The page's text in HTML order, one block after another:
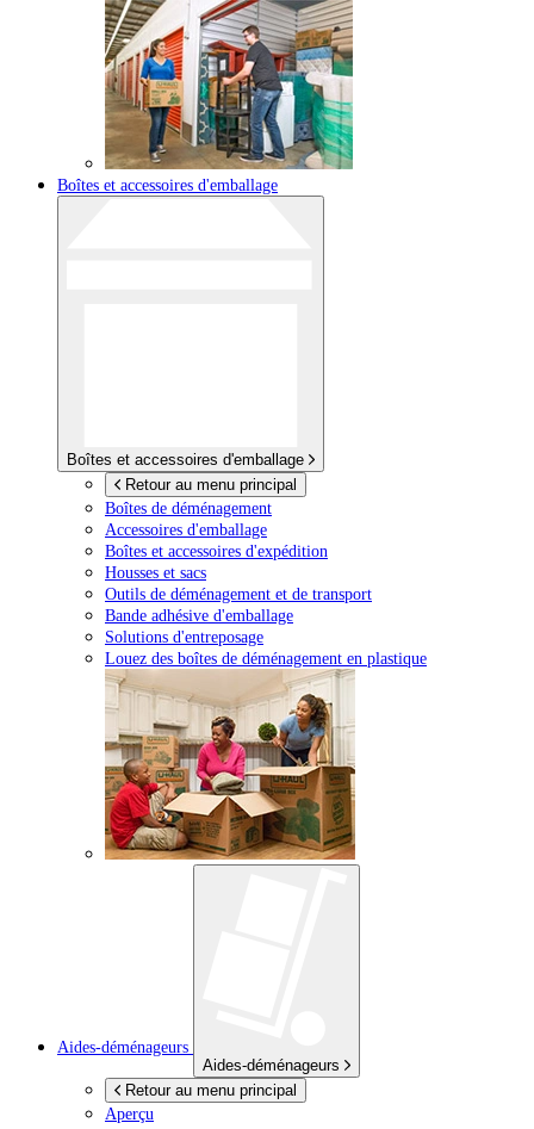
Boîtes et accessoires d'emballage
Boîtes et accessoires d'emballage
Retour au menu principal
Boîtes de déménagement
Accessoires d'emballage
Boîtes et accessoires d'expédition
Housses et sacs
Outils de déménagement et de transport
Bande adhésive d'emballage
Solutions d'entreposage
Louez des boîtes de déménagement en plastique
Aides-déménageurs
Aides-déménageurs
Retour au menu principal
Aperçu